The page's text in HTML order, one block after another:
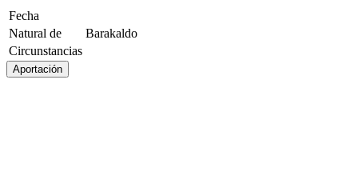
Fecha
Natural de
Barakaldo
Circunstancias